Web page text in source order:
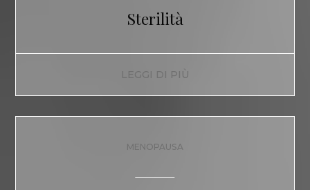
Sterilità
LEGGI DI PIÙ
MENOPAUSA